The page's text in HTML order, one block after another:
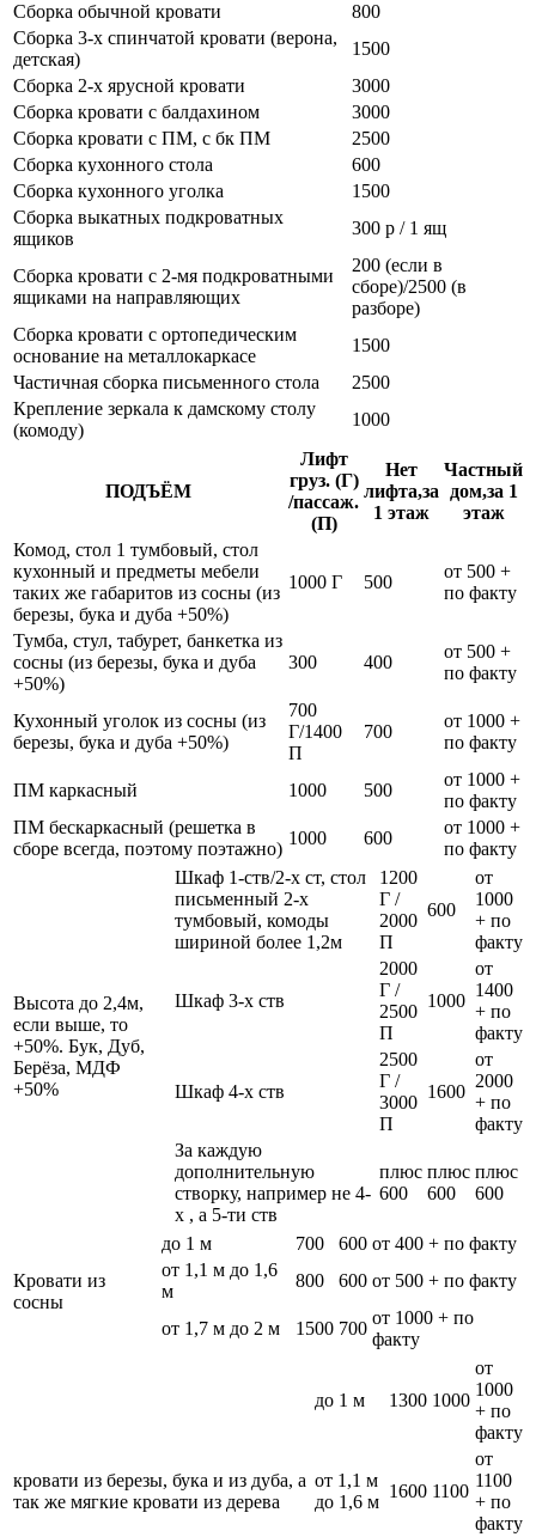
Сборка обычной кровати
800
Сборка 3-х спинчатой кровати (верона,
детская)
1500
Сборка 2-х ярусной кровати
3000
Сборка кровати с балдахином
3000
Сборка кровати с ПМ, с бк ПМ
2500
Сборка кухонного стола
600
Сборка кухонного уголка
1500
Сборка выкатных подкроватных
ящиков
300 р / 1 ящ
Сборка кровати с 2-мя подкроватными
ящиками на направляющих
200 (если в
сборе)/2500 (в
разборе)
Сборка кровати с ортопедическим
основание на металлокаркасе
1500
Частичная сборка письменного стола
2500
Крепление зеркала к дамскому столу
(комоду)
1000
ПОДЪЁМ
Лифт
груз. (Г)
/пассаж.
(П)
Нет
лифта,за
1 этаж
Частный
дом,за 1
этаж
Комод, стол 1 тумбовый, стол
кухонный и предметы мебели
таких же габаритов из сосны (из
березы, бука и дуба +50%)
1000 Г 500
от 500 +
по факту
Тумба, стул, табурет, банкетка из
сосны (из березы, бука и дуба
+50%)
300 400
от 500 +
по факту
Кухонный уголок из сосны (из
березы, бука и дуба +50%)
700
Г/1400
П
700
от 1000 +
по факту
ПМ каркасный 1000 500
от 1000 +
по факту
ПМ бескаркасный (решетка в
сборе всегда, поэтому поэтажно)
1000 600
от 1000 +
по факту
Высота до 2,4м,
если выше, то
+50%. Бук, Дуб,
Берёза, МДФ
+50%
Шкаф 1-ств/2-х ст, стол
письменный 2-х
тумбовый, комоды
шириной более 1,2м
1200
Г /
2000
П
600
от
1000
+ по
факту
Шкаф 3-х ств
2000
Г /
2500
П
1000
от
1400
+ по
факту
Шкаф 4-х ств
2500
Г /
3000
П
1600
от
2000
+ по
факту
За каждую
дополнительную
створку, например не 4-
х , а 5-ти ств
плюс
600
плюс
600
плюс
600
Кровати из
сосны
до 1 м 700 600 от 400 + по факту
от 1,1 м до 1,6
м
800 600 от 500 + по факту
от 1,7 м до 2 м 1500 700
от 1000 + по
факту
кровати из березы, бука и из дуба, а
так же мягкие кровати из дерева
до 1 м 1300 1000
от
1000
+ по
факту
от 1,1 м
до 1,6 м
1600 1100
от
1100
+ по
факту